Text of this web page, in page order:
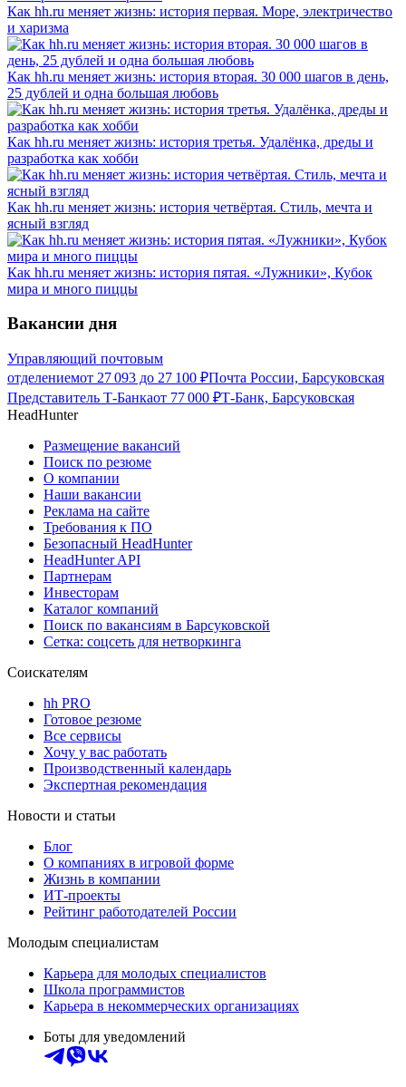
Как hh.ru меняет жизнь: история первая. Море, электричество
и харизма
Как hh.ru меняет жизнь: история вторая. 30 000 шагов в день,
25 дублей и одна большая любовь
Как hh.ru меняет жизнь: история третья. Удалёнка, дреды и
разработка как хобби
Как hh.ru меняет жизнь: история четвёртая. Стиль, мечта и
ясный взгляд
Как hh.ru меняет жизнь: история пятая. «Лужники», Кубок
мира и много пиццы
Вакансии дня
Управляющий почтовым
отделениемот 27 093 до 27 100 ₽Почта России, Барсуковская
Представитель Т-Банкаот 77 000 ₽Т-Банк, Барсуковская
HeadHunter
Размещение вакансий
Поиск по резюме
О компании
Наши вакансии
Реклама на сайте
Требования к ПО
Безопасный HeadHunter
HeadHunter API
Партнерам
Инвесторам
Каталог компаний
Поиск по вакансиям в Барсуковской
Сетка: соцсеть для нетворкинга
Соискателям
hh PRO
Готовое резюме
Все сервисы
Хочу у вас работать
Производственный календарь
Экспертная рекомендация
Новости и статьи
Блог
О компаниях в игровой форме
Жизнь в компании
ИТ-проекты
Рейтинг работодателей России
Молодым специалистам
Карьера для молодых специалистов
Школа программистов
Карьера в некоммерческих организациях
Боты для уведомлений